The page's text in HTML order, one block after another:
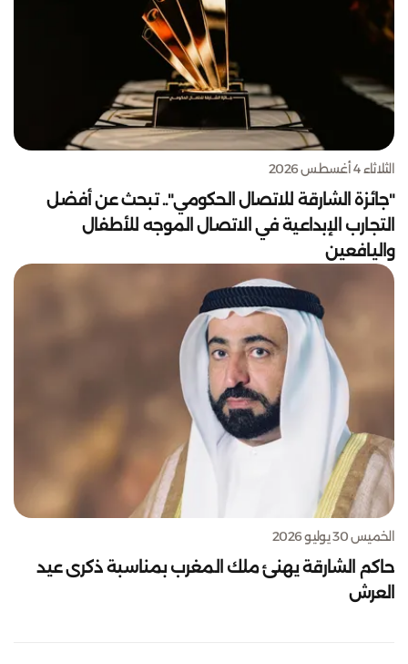
الثلاثاء 4 أغسطس 2026
"جائزة الشارقة للاتصال الحكومي".. تبحث عن أفضل
التجارب الإبداعية في الاتصال الموجه للأطفال
واليافعين
الخميس 30 يوليو 2026
حاكم الشارقة يهنئ ملك المغرب بمناسبة ذكرى عيد
العرش